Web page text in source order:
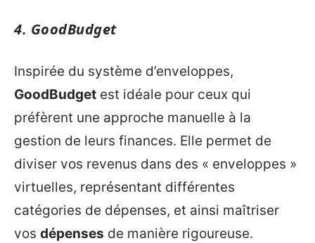
4. GoodBudget
Inspirée du système d’enveloppes,
GoodBudget est idéale pour ceux qui
préfèrent une approche manuelle à la
gestion de leurs finances. Elle permet de
diviser vos revenus dans des « enveloppes »
virtuelles, représentant différentes
catégories de dépenses, et ainsi maîtriser
vos dépenses de manière rigoureuse.